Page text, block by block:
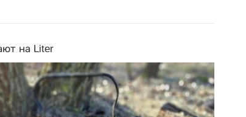
на Liter